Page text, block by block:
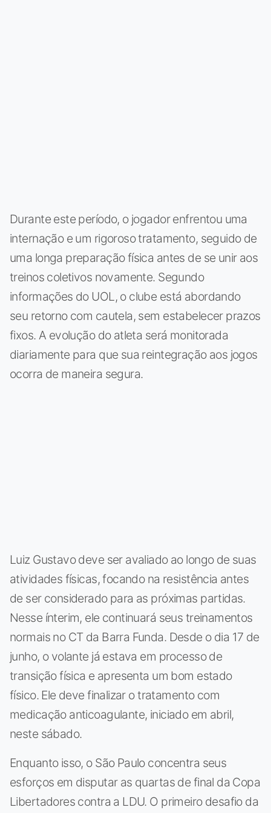
Durante este período, o jogador enfrentou uma
internação e um rigoroso tratamento, seguido de
uma longa preparação física antes de se unir aos
treinos coletivos novamente. Segundo
informações do UOL, o clube está abordando
seu retorno com cautela, sem estabelecer prazos
fixos. A evolução do atleta será monitorada
diariamente para que sua reintegração aos jogos
ocorra de maneira segura.
Luiz Gustavo deve ser avaliado ao longo de suas
atividades físicas, focando na resistência antes
de ser considerado para as próximas partidas.
Nesse ínterim, ele continuará seus treinamentos
normais no CT da Barra Funda. Desde o dia 17 de
junho, o volante já estava em processo de
transição física e apresenta um bom estado
físico. Ele deve finalizar o tratamento com
medicação anticoagulante, iniciado em abril,
neste sábado.
Enquanto isso, o São Paulo concentra seus
esforços em disputar as quartas de final da Copa
Libertadores contra a LDU. O primeiro desafio da